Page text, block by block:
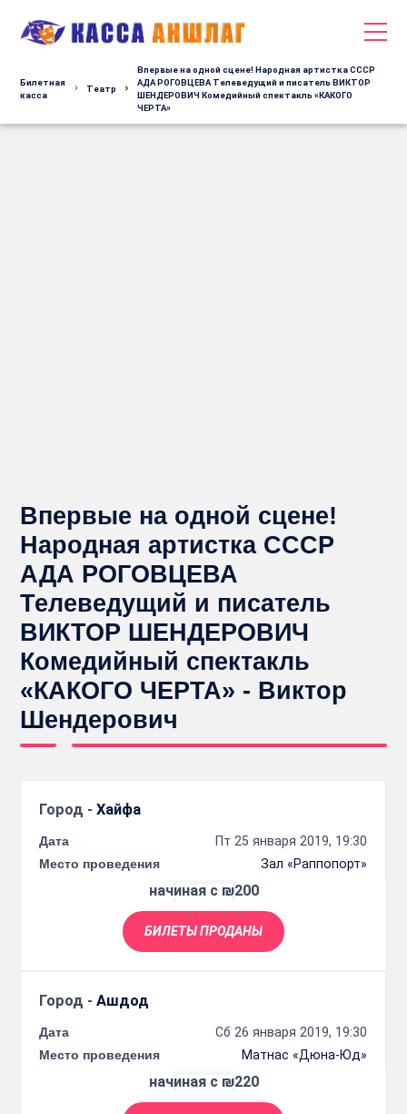
Билетная
касса
Tеатр
Впервые на одной сцене! Народная артистка СССР
АДА РОГОВЦЕВА Телеведущий и писатель ВИКТОР
ШЕНДЕРОВИЧ Комедийный спектакль «КАКОГО
ЧЕРТА»
Впервые на одной сцене!
Народная артистка СССР
АДА РОГОВЦЕВА
Телеведущий и писатель
ВИКТОР ШЕНДЕРОВИЧ
Комедийный спектакль
«КАКОГО ЧЕРТА» - Виктор
Шендерович
Город - Хайфа
Дата
Пт 25 января 2019, 19:30
Место проведения
Зал «Раппопорт»
начиная с ₪200
БИЛЕТЫ ПРОДАНЫ
Город - Ашдод
Дата
Сб 26 января 2019, 19:30
Место проведения
Матнас «Дюна-Юд»
начиная с ₪220